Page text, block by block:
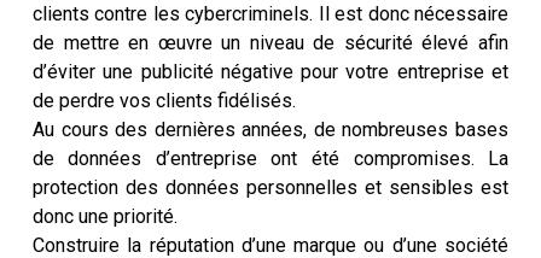
clients contre les cybercriminels. Il est donc nécessaire
de mettre en œuvre un niveau de sécurité élevé afin
d’éviter une publicité négative pour votre entreprise et
de perdre vos clients fidélisés.
Au cours des dernières années, de nombreuses bases
de données d’entreprise ont été compromises. La
protection des données personnelles et sensibles est
donc une priorité.
Construire la réputation d’une marque ou d’une société